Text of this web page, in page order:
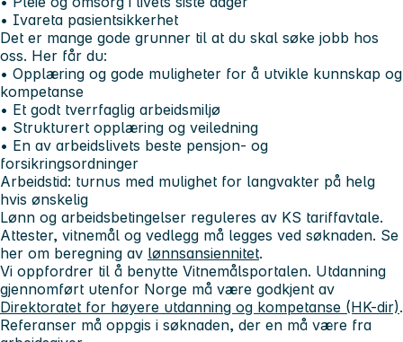
• Ivareta pasientsikkerhet
Det er mange gode grunner til at du skal søke jobb hos
oss. Her får du:
• Opplæring og gode muligheter for å utvikle kunnskap og
kompetanse
• Et godt tverrfaglig arbeidsmiljø
• Strukturert opplæring og veiledning
• En av arbeidslivets beste pensjon- og
forsikringsordninger
Arbeidstid: turnus med mulighet for langvakter på helg
hvis ønskelig
Lønn og arbeidsbetingelser reguleres av KS tariffavtale.
Attester, vitnemål og vedlegg må legges ved søknaden. Se
her om beregning av lønnsansiennitet.
Vi oppfordrer til å benytte Vitnemålsportalen. Utdanning
gjennomført utenfor Norge må være godkjent av
Direktoratet for høyere utdanning og kompetanse (HK-dir).
Referanser må oppgis i søknaden, der en må være fra